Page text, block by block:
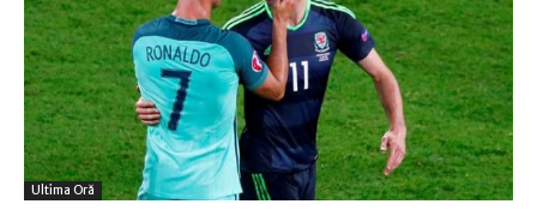
Ultima Oră